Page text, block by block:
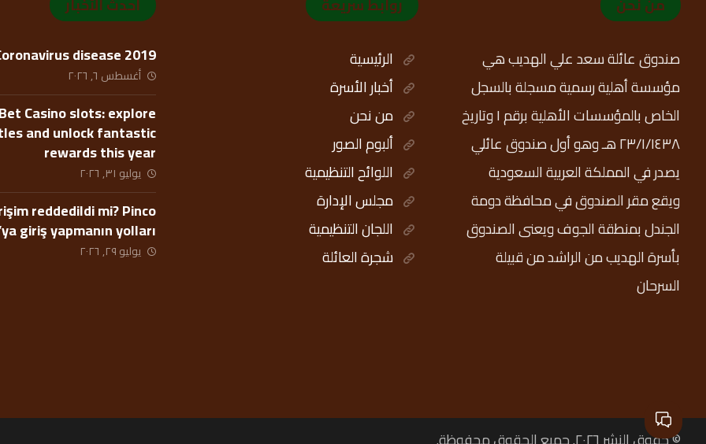
صندوق عائلة سعد علي الهديب هي
مؤسسة أهلية رسمية مسجلة بالسجل
الخاص بالمؤسسات الأهلية برقم ١ وتاريخ
٢٣/١/١٤٣٨ هـ وهو أول صندوق عائلي
يصدر في المملكة العربية السعودية
ويقع مقر الصندوق في محافظة دومة
الجندل بمنطقة الجوف ويعنى الصندوق
بأسرة الهديب من الراشد من قبيلة
السرحان
الرئيسية
أخبار الأسرة
من نحن
ألبوم الصور
اللوائح التنظيمية
مجلس الإدارة
اللجان التنظيمية
شجرة العائلة
disease 2019
أغسطس ٦, ٢٠٢٦
Casino slots: explore
and unlock fantastic
rewards this year
يوليو ٣١, ٢٠٢٦
reddedildi mi? Pinco
giriş yapmanın yolları
يوليو ٢٩, ٢٠٢٦